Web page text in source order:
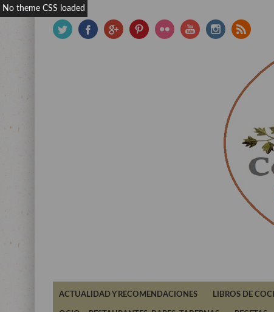
ACTUALIDAD Y RECOMENDACIONES LIBROS DE
No theme CSS loaded